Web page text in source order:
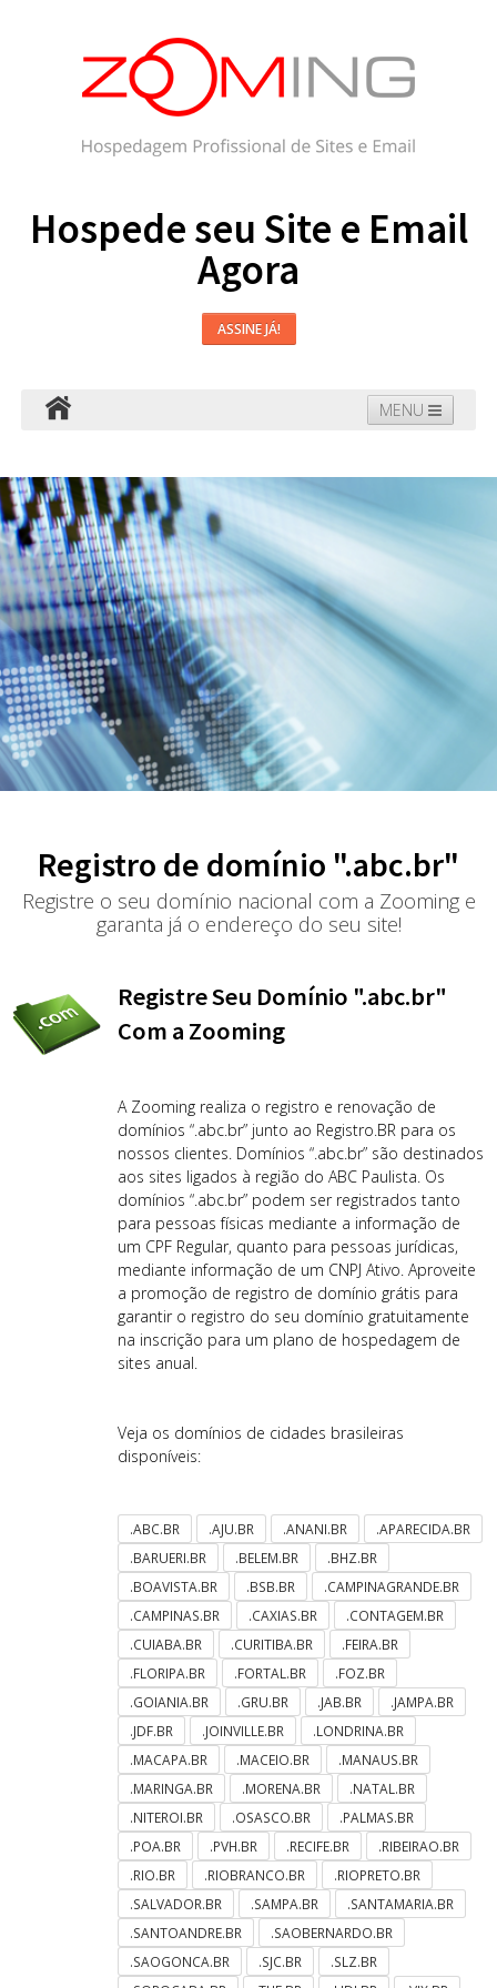
Hospede seu Site e Email
Agora
ASSINE JÁ!
MENU
Domínios Blog Suporte
Registro de domínio ".abc.br"
Registre o seu domínio nacional com a Zooming e
garanta já o endereço do seu site!
Registre Seu Domínio ".abc.br"
Com a Zooming
A Zooming realiza o registro e renovação de
domínios “.abc.br” junto ao Registro.BR para os
nossos clientes. Domínios “.abc.br” são destinados
aos sites ligados à região do ABC Paulista. Os
domínios “.abc.br” podem ser registrados tanto
para pessoas físicas mediante a informação de
um CPF Regular, quanto para pessoas jurídicas,
mediante informação de um CNPJ Ativo. Aproveite
a promoção de registro de domínio grátis para
garantir o registro do seu domínio gratuitamente
na inscrição para um plano de hospedagem de
sites anual.
Veja os domínios de cidades brasileiras
disponíveis:
.ABC.BR .AJU.BR .ANANI.BR
.APARECIDA.BR
.BARUERI.BR
.BELEM.BR
.BHZ.BR
.BOAVISTA.BR
.BSB.BR
.CAMPINAGRANDE.BR
.CAMPINAS.BR
.CAXIAS.BR
.CONTAGEM.BR
.CUIABA.BR
.CURITIBA.BR
.FEIRA.BR
.FLORIPA.BR
.FORTAL.BR
.FOZ.BR
.GOIANIA.BR
.GRU.BR .JAB.BR
.JAMPA.BR
.JDF.BR
.JOINVILLE.BR
.LONDRINA.BR
.MACAPA.BR
.MACEIO.BR
.MANAUS.BR
.MARINGA.BR
.MORENA.BR
.NATAL.BR
.NITEROI.BR
.OSASCO.BR
.PALMAS.BR
.POA.BR
.PVH.BR .RECIFE.BR
.RIBEIRAO.BR
.RIO.BR
.RIOBRANCO.BR
.RIOPRETO.BR
.SALVADOR.BR
.SAMPA.BR
.SANTAMARIA.BR
.SANTOANDRE.BR
.SAOBERNARDO.BR
.SAOGONCA.BR
.SJC.BR
.SLZ.BR